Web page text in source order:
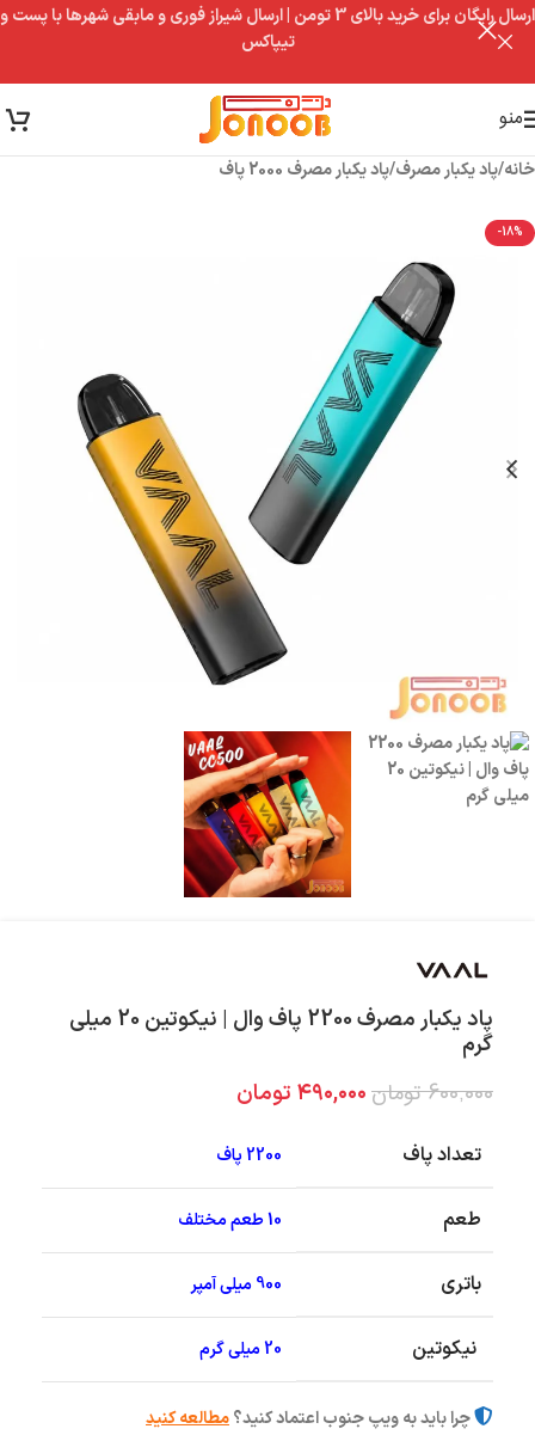
ارسال رایگان برای خرید بالای 3 تومن | ارسال شیراز فوری و مابقی شهرها با پست و
تیپاکس
منو
خانه/پاد یکبار مصرف/پاد یکبار مصرف 2000 پاف
-18%
پاد یکبار مصرف 2200 پاف وال | نیکوتین 20 میلی
گرم
۶۰۰,۰۰۰تومان۴۹۰,۰۰۰ تومان
تعداد پاف 2200 پاف
طعم 10 طعم مختلف
باتری 900 میلی آمپر
نیکوتین 20 میلی گرم
چرا باید به ویپ جنوب اعتماد کنید؟مطالعه کنید